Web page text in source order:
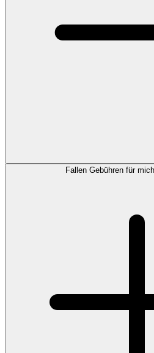
Fallen Gebühren für